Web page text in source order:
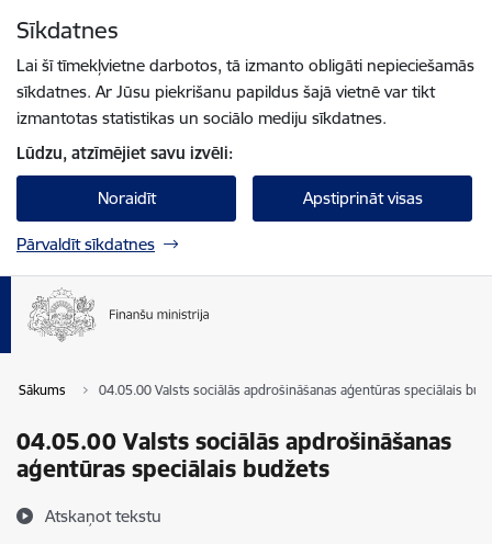
Sīkdatnes
Lai šī tīmekļvietne darbotos, tā izmanto obligāti nepieciešamās
sīkdatnes. Ar Jūsu piekrišanu papildus šajā vietnē var tikt
izmantotas statistikas un sociālo mediju sīkdatnes.
Lūdzu, atzīmējiet savu izvēli:
Noraidīt Apstiprināt visas
Pārvaldīt sīkdatnes
Sākums 04.05.00 Valsts sociālās apdrošināšanas aģentūras speciālais
04.05.00 Valsts sociālās apdrošināšanas
aģentūras speciālais budžets
Atskaņot tekstu